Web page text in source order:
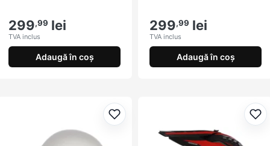
299,99 lei
TVA inclus
Adaugă în coș
299,99 lei
TVA inclus
Adaugă în coș
Adaugă la favorite